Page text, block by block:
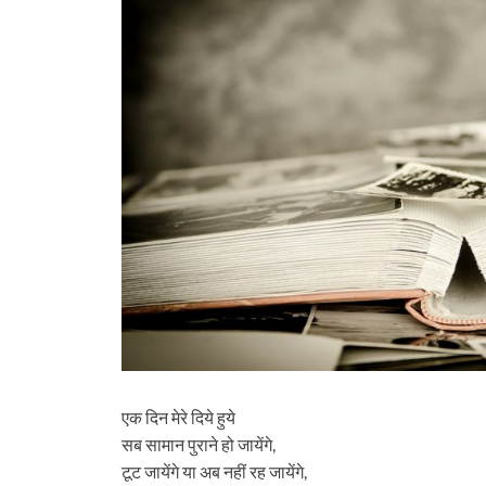
एक दिन मेरे दिये हुये
सब सामान पुराने हो जायेंगे,
टूट जायेंगे या अब नहीं रह जायेंगे,